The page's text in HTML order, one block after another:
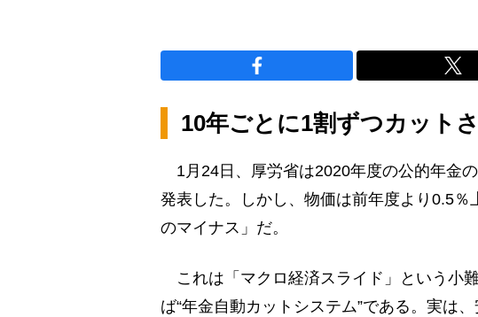
10年ごとに1割ずつカット
1月24日、厚労省は2020年度の公的年金
発表した。しかし、物価は前年度より0.5
のマイナス」だ。
これは「マクロ経済スライド」という小
ば“年金自動カットシステム”である。実は